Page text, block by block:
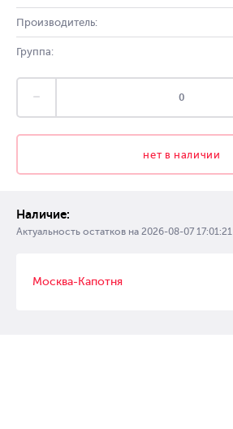
Производитель:
Группа:
нет в наличии
Наличие:
Актуальность остатков на 2026-08-07 17:01:21
Москва-Капотня